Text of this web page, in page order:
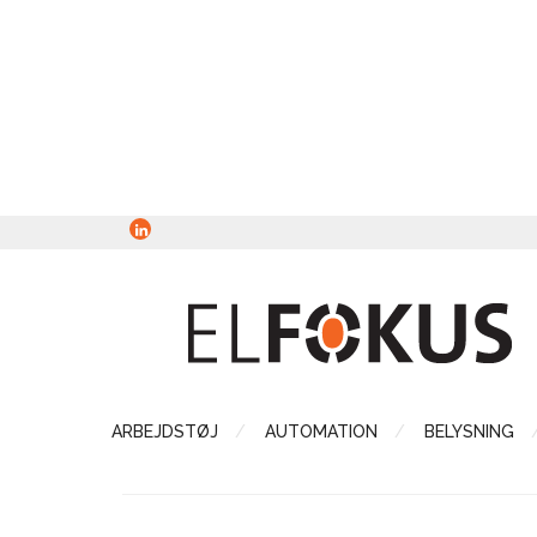
ARBEJDSTØJ AUTOMATION BELYSNING